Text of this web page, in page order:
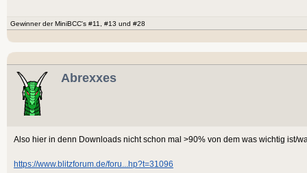
Gewinner der MiniBCC's #11, #13 und #28
Abrexxes
Also hier in denn Downloads nicht schon mal >90% von dem was wichtig ist/
https://www.blitzforum.de/foru...hp?t=31096